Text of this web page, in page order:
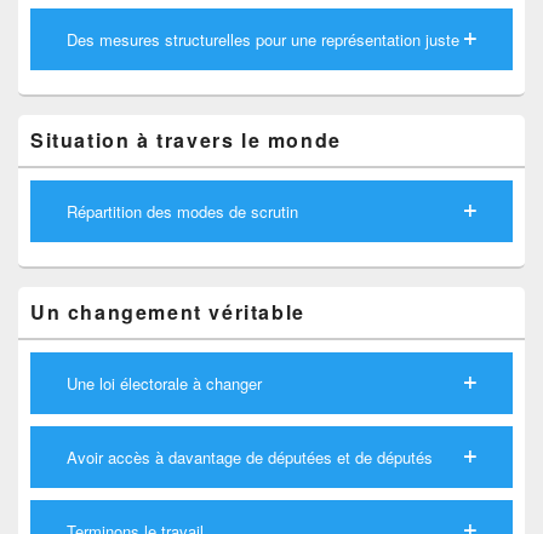
Des mesures structurelles pour une représentation juste
Situation à travers le monde
Répartition des modes de scrutin
Un changement véritable
Une loi électorale à changer
Avoir accès à davantage de députées et de députés